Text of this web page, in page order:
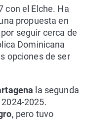
con el Elche. Ha
propuesta en
seguir cerca de
Dominicana
opciones de ser
la segunda
2025.
, pero tuvo